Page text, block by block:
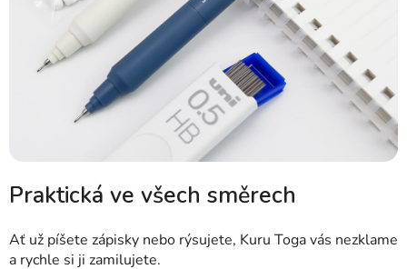
Praktická ve všech směrech
Ať už píšete zápisky nebo rýsujete, Kuru Toga vás nezklame
a rychle si ji zamilujete.